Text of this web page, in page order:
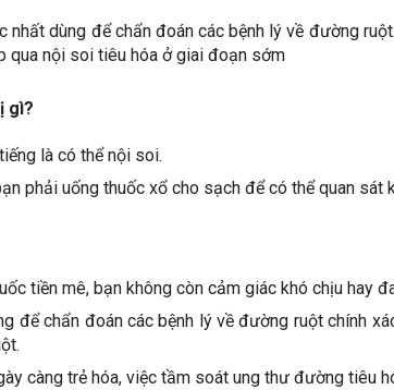
nhất dùng để chẩn đoán các bệnh lý về đường
qua nội soi tiêu hóa ở giai đoạn sớm
gì?
là có thể nội soi.
phải uống thuốc xổ cho sạch để có thể quan sát
tiền mê, bạn không còn cảm giác khó chịu hay
để chẩn đoán các bệnh lý về đường ruột chính
càng trẻ hóa, việc tầm soát ung thư đường tiêu